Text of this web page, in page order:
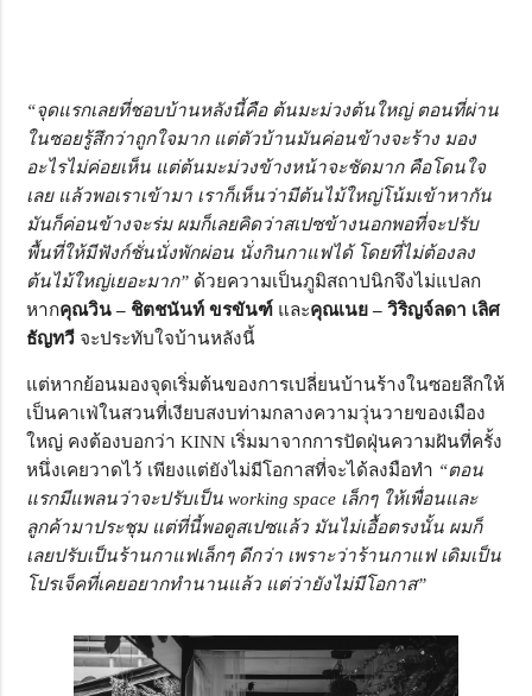
“จุดแรกเลยที่ชอบบ้านหลังนี้คือ ต้นมะม่วงต้นใหญ่ ตอนที่ผ่าน
ในซอยรู้สึกว่าถูกใจมาก แต่ตัวบ้านมันค่อนข้างจะร้าง มอง
อะไรไม่ค่อยเห็น แต่ต้นมะม่วงข้างหน้าจะชัดมาก คือโดนใจ
เลย แล้วพอเราเข้ามา เราก็เห็นว่ามีต้นไม้ใหญ่โน้มเข้าหากัน
มันก็ค่อนข้างจะร่ม ผมก็เลยคิดว่าสเปซข้างนอกพอที่จะปรับ
พื้นที่ให้มีฟังก์ชั่นนั่งพักผ่อน นั่งกินกาแฟได้ โดยที่ไม่ต้องลง
ต้นไม้ใหญ่เยอะมาก” ด้วยความเป็นภูมิสถาปนิกจึงไม่แปลก
หากคุณวิน – ชิตชนันท์ ขรขันฑ์ และคุณเนย – วิริญจ์ลดา เลิศ
ธัญทวี จะประทับใจบ้านหลังนี้
แต่หากย้อนมองจุดเริ่มต้นของการเปลี่ยนบ้านร้างในซอยลึกให้
เป็นคาเฟ่ในสวนที่เงียบสงบท่ามกลางความวุ่นวายของเมือง
ใหญ่ คงต้องบอกว่า KINN เริ่มมาจากการปัดฝุ่นความฝันที่ครั้ง
หนึ่งเคยวาดไว้ เพียงแต่ยังไม่มีโอกาสที่จะได้ลงมือทำ “ตอน
แรกมีแพลนว่าจะปรับเป็น working space เล็กๆ ให้เพื่อนและ
ลูกค้ามาประชุม แต่ที่นี้พอดูสเปซแล้ว มันไม่เอื้อตรงนั้น ผมก็
เลยปรับเป็นร้านกาแฟเล็กๆ ดีกว่า เพราะว่าร้านกาแฟ เดิมเป็น
โปรเจ็คที่เคยอยากทำนานแล้ว แต่ว่ายังไม่มีโอกาส”